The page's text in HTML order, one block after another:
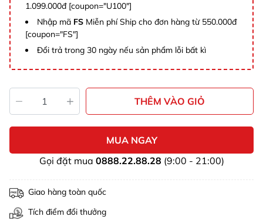
1.099.000đ [coupon="U100"]
Nhập mã FS Miễn phí Ship cho đơn hàng từ 550.000đ
[coupon="FS"]
Đổi trả trong 30 ngày nếu sản phẩm lỗi bất kì
THÊM VÀO GIỎ
MUA NGAY
Gọi đặt mua 0888.22.88.28 (9:00 - 21:00)
Giao hàng toàn quốc
Tích điểm đổi thưởng